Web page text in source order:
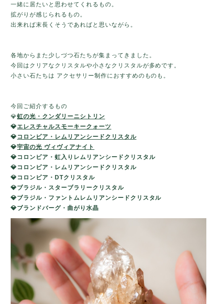
一緒に居たいと思わせてくれるもの。
拡がりが感じられるもの。
出来れば末長くそうであればと思いながら。
各地からまた少しづつ石たちが集まってきました。
今回はクリアなクリスタルや小さなクリスタルが多めです。
小さい石たちは アクセサリー制作におすすめのものも。
今回ご紹介するもの
💎虹の光・クンダリーニシトリン
💎エレスチャルスモーキークォーツ
💎コロンビア・レムリアンシードクリスタル
💎宇宙の光 ヴィヴィアナイト
💎コロンビア・虹入りレムリアンシードクリスタル
💎コロンビア・レムリアンシードクリスタル
💎コロンビア ・DTクリスタル
💎ブラジル・ スターブラリークリスタル
💎ブラジル・ファントムレムリアンシードクリスタル
💎ブランドバーグ・曲がり水晶